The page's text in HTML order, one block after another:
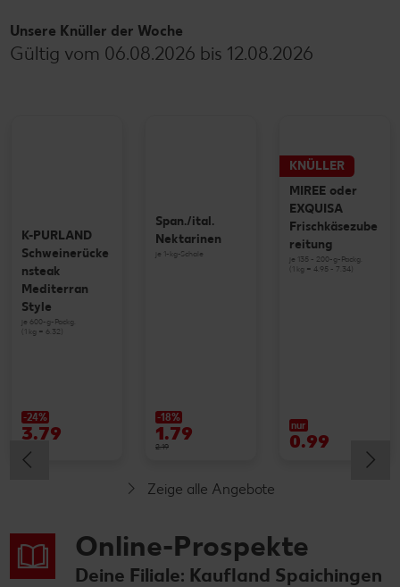
Unsere Knüller der Woche
Gültig vom 06.08.2026 bis 12.08.2026
K-PURLAND
Schweinerücke
nsteak
Mediterran
Style
je 600-g-Packg.
(1 kg = 6.32)
-24%
3.79
Span./ital.
Nektarinen
je 1-kg-Schale
-18%
1.79
2.19
KNÜLLER
MIREE oder
EXQUISA
Frischkäsezube
reitung
je 135 - 200-g-Packg.
(1 kg = 4.95 - 7.34)
nur
0.99
Zeige alle Angebote
Online-Prospekte
Deine Filiale: Kaufland Spaichingen